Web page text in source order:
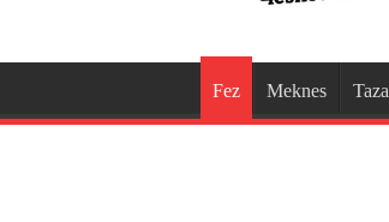
Fez Meknes Taza